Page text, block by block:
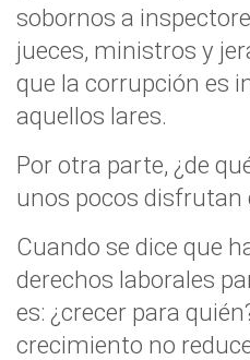
sobornos a
jueces, ministros y
que la corrupción es
aquellos lares.
Por otra parte, ¿de
unos pocos disfrutan
Cuando se dice que
derechos laborales
es: ¿crecer para
crecimiento no